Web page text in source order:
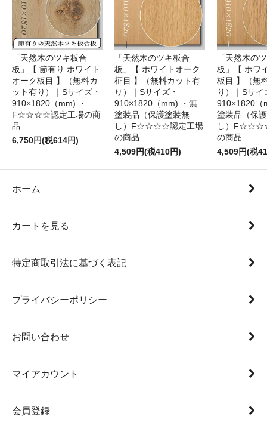
「天然木のツキ板合
板」【 節有り ホワイト
オーク板目 】（無料カ
ット有り）｜Sサイズ・
910×1820（mm) ・
F☆☆☆☆認定工場の商
品
6,750円(税614円)
「天然木のツキ板合
板」【 ホワイトオーク
柾目 】（無料カット有
り）｜Sサイズ・
910×1820（mm) ・無
塗装品（保護塗装無
し）F☆☆☆☆認定工場
の商品
4,509円(税410円)
「天然木の
板」【 ホワ
板目 】（無
り）｜Sサイ
910×1820（
塗装品（保
し）
の商品
4,509円(税
ホーム
カートを見る
特定商取引法に基づく表記
プライバシーポリシー
お問い合わせ
マイアカウント
会員登録